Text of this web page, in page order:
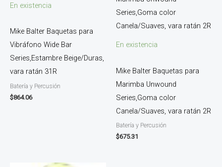
En existencia
Mike Balter Baquetas para
Vibráfono Wide Bar
Series,Estambre Beige/Duras,
vara ratán 31R
Batería y Percusión
$864.06
En existencia
Mike Balter Baquetas para
Marimba Unwound
Series,Goma color
Canela/Suaves, vara ratán 2R
Batería y Percusión
$675.31